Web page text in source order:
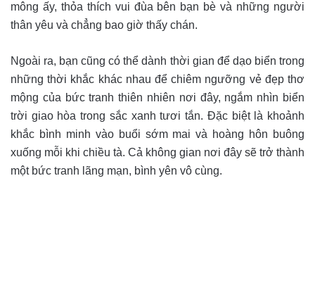
mông ấy, thỏa thích vui đùa bên bạn bè và những người
thân yêu và chẳng bao giờ thấy chán.
Ngoài ra, bạn cũng có thể dành thời gian để dạo biển trong
những thời khắc khác nhau để chiêm ngưỡng vẻ đẹp thơ
mộng của bức tranh thiên nhiên nơi đây, ngắm nhìn biển
trời giao hòa trong sắc xanh tươi tắn. Đặc biệt là khoảnh
khắc bình minh vào buổi sớm mai và hoàng hôn buông
xuống mỗi khi chiều tà. Cả không gian nơi đây sẽ trở thành
một bức tranh lãng mạn, bình yên vô cùng.